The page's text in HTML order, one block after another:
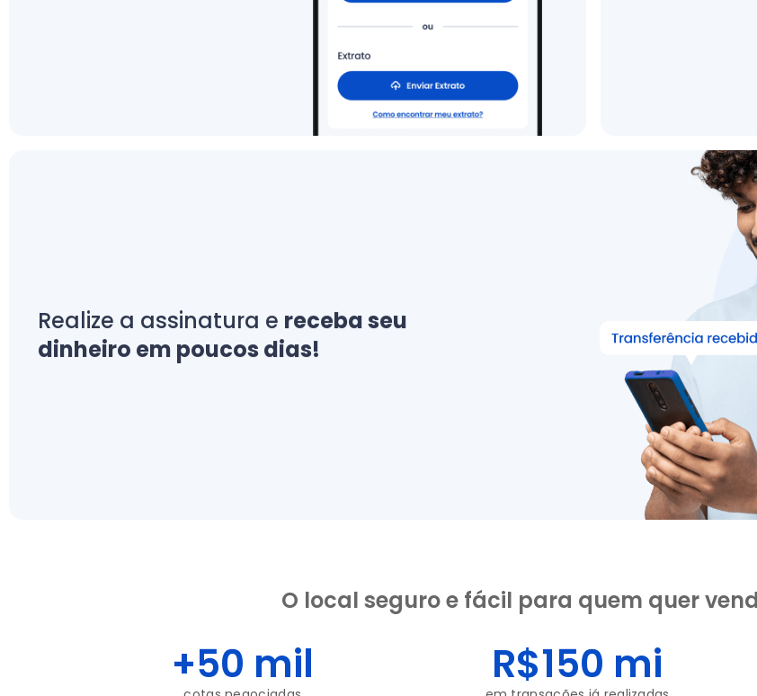
Realize a assinatura e receba seu
dinheiro em poucos dias!
O local seguro e fácil para quem quer
+50 mil R$150 mi